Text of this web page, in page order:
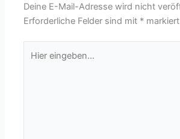
Deine E-Mail-Adresse wird nicht
Erforderliche Felder sind mit * markiert
eingeben…